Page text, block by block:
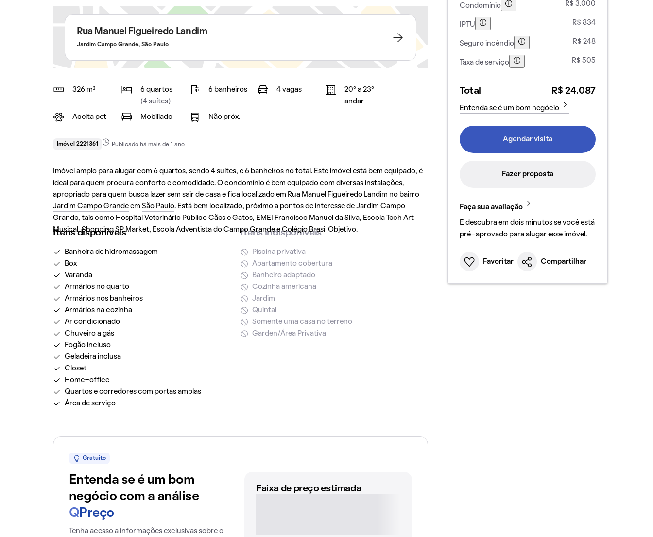
Rua Manuel Figueiredo Landim
Jardim Campo Grande, São Paulo
326 m²
6 quartos
(4 suítes)
6 banheiros 4 vagas
20° a 23°
andar
Aceita pet Mobiliado Não próx.
Imóvel 2221361 Publicado há mais de 1 ano
Imóvel amplo para alugar com 6 quartos, sendo 4 suítes, e 6 banheiros no total. Este imóvel está bem equipado, é
ideal para quem procura conforto e comodidade. O condomínio é bem equipado com diversas instalações,
apropriado para quem busca lazer sem sair de casa e fica localizado em Rua Manuel Figueiredo Landim no bairro
Jardim Campo Grandeem São Paulo. Está bem localizado, próximo a pontos de interesse de Jardim Campo
Grande, tais como Hospital Veterinário Público Cães e Gatos, EMEI Francisco Manuel da Silva, Escola Tech Art
Musical, Shopping SP Market, Escola Adventista do Campo Grande e Colégio Brasil Objetivo.
Itens disponíveis
Banheira de hidromassagem
Box
Varanda
Armários no quarto
Armários nos banheiros
Armários na cozinha
Ar condicionado
Chuveiro a gás
Fogão incluso
Geladeira inclusa
Closet
Home-office
Quartos e corredores com portas amplas
Área de serviço
Itens indisponíveis
Piscina privativa
Apartamento cobertura
Banheiro adaptado
Cozinha americana
Jardim
Quintal
Somente uma casa no terreno
Garden/Área Privativa
Gratuito
Entenda se é um bom
negócio com a análise
Q Preço
Tenha acesso a informações exclusivas sobre o
Faixa de preço estimada
Condomínio R$ 3.000
IPTU R$ 834
Seguro incêndio R$ 248
Taxa de serviço R$ 505
Total R$ 24.087
Entenda se é um bom negócio
Agendar visita
Fazer proposta
Faça sua avaliação
E descubra em dois minutos se você está
pré-aprovado para alugar esse imóvel.
Favoritar Compartilhar